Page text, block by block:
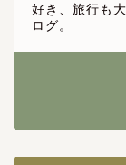
好き、旅行も
ログ。